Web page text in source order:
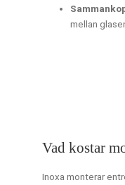
mellan
Vad kostar
Inoxa monterar